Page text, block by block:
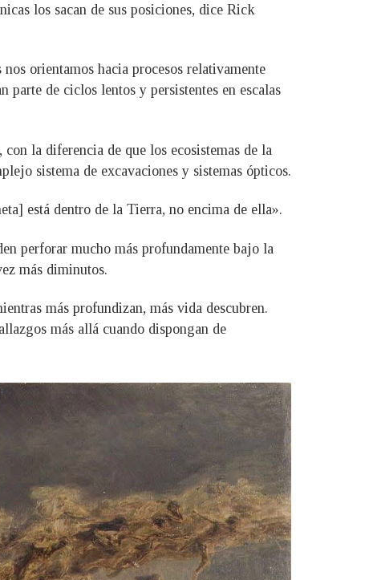
los sacan de sus posiciones, dice Rick
orientamos hacia procesos relativamente
parte de ciclos lentos y persistentes en escalas
la diferencia de que los ecosistemas de la
sistema de excavaciones y sistemas ópticos.
está dentro de la Tierra, no encima de ella».
perforar mucho más profundamente bajo la
más diminutos.
más profundizan, más vida descubren.
más allá cuando dispongan de